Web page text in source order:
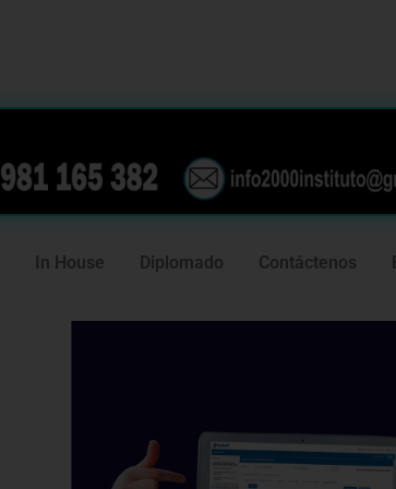
In House Diplomado Contáctenos